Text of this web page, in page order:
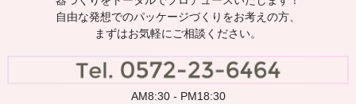
2024/03/29
デザート・スイーツ＆ベーカリー展
COSMEWeek東京に出展します
自由な発想でのパッケージづくりをお考えの方、
まずはお気軽にご相談ください。
AM8:30 - PM18:30